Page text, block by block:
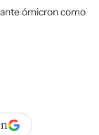
ómicron como